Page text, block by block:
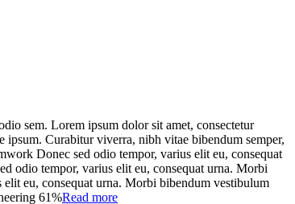
sem. Lorem ipsum dolor sit amet, consectetur
ipsum. Curabitur viverra, nibh vitae bibendum semper,
Donec sed odio tempor, varius elit eu, consequat
odio tempor, varius elit eu, consequat urna. Morbi
eu, consequat urna. Morbi bibendum vestibulum
61%Read more